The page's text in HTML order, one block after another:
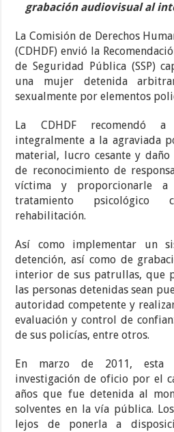
grabación audiovisual al
La Comisión de Derechos
(CDHDF) envió la
de Seguridad Pública (SSP)
una mujer detenida
sexualmente por elementos
La CDHDF recomendó
integralmente a la agraviada
material, lucro cesante y
de reconocimiento de
víctima y proporcionarle
tratamiento psicológico
rehabilitación.
Así como implementar un
detención, así como de
interior de sus patrullas, que
las personas detenidas sean
autoridad competente y
evaluación y control de
de sus policías, entre otros.
En marzo de 2011, esta
investigación de oficio por el
años que fue detenida al
solventes en la vía pública.
lejos de ponerla a